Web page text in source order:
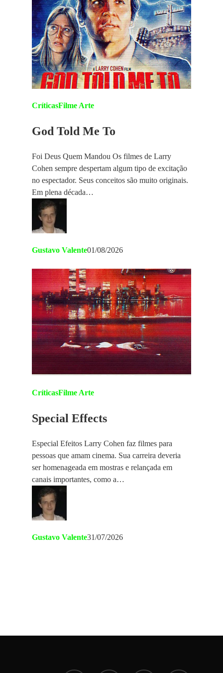
CríticasFilme Arte
God Told Me To
Foi Deus Quem Mandou Os filmes de Larry
Cohen sempre despertam algum tipo de excitação
no espectador. Seus conceitos são muito originais.
Em plena década…
Gustavo Valente01/08/2026
CríticasFilme Arte
Special Effects
Especial Efeitos Larry Cohen faz filmes para
pessoas que amam cinema. Sua carreira deveria
ser homenageada em mostras e relançada em
canais importantes, como a…
Gustavo Valente31/07/2026